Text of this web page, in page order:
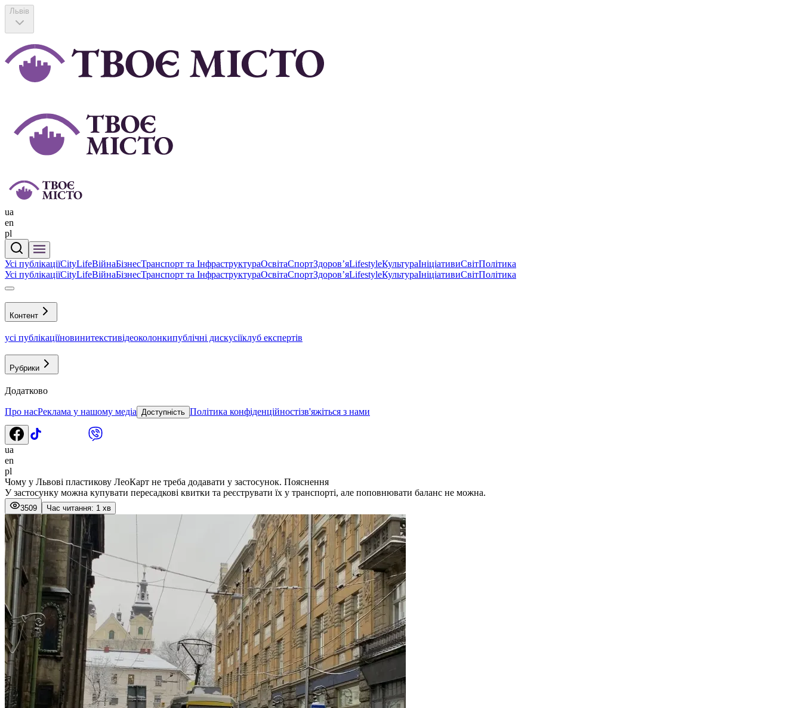
Львів
ua
en
pl
Усі публікаціїCityLifeВійнаБізнесТранспорт та ІнфраструктураОсвітаСпортЗдоровʼяLifestyleКультураІніціативиСвітПолітика
Усі публікаціїCityLifeВійнаБізнесТранспорт та ІнфраструктураОсвітаСпортЗдоровʼяLifestyleКультураІніціативиСвітПолітика
Контент
усі публікаціїновинитекстивідеоколонкипублічні дискусіїклуб експертів
Рубрики
Додатково
Про насРеклама у нашому медіа Доступність Політика конфіденційностізв'яжіться з нами
ua
en
pl
Чому у Львові пластикову ЛеоКарт не треба додавати у застосунок. Пояснення
У застосунку можна купувати пересадкові квитки та реєструвати їх у транспорті, але поповнювати баланс не можна.
3509 Час читання: 1 хв